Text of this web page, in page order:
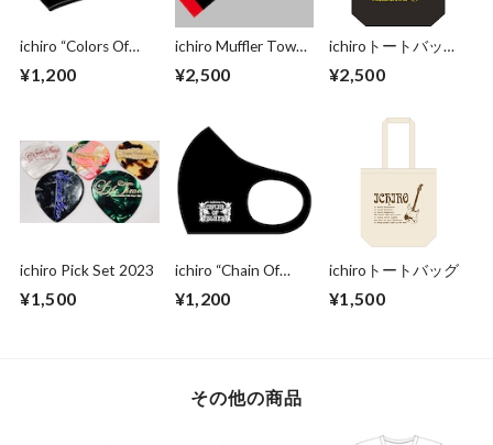
ichiro “Colors Of
¥1,200
ichiro Muffler Towel
¥2,500
ichiroトートバッグ
¥2,500
ichiro Pick Set 2023
¥1,500
ichiro “Chain Of
¥1,200
ichiroトートバッグ
¥1,500
その他の商品